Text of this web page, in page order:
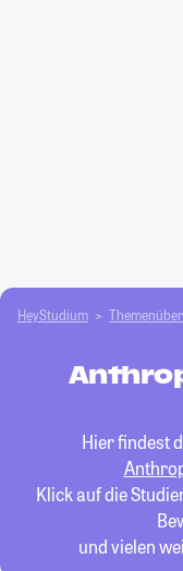
HeyStudium
Hier findest
Klick auf die
und vielen